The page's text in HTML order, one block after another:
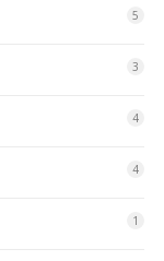
5
3
4
4
1